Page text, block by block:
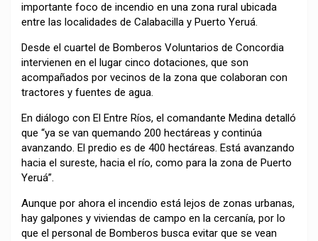
importante foco de incendio en una zona rural ubicada
entre las localidades de Calabacilla y Puerto Yeruá.
Desde el cuartel de Bomberos Voluntarios de Concordia
intervienen en el lugar cinco dotaciones, que son
acompañados por vecinos de la zona que colaboran con
tractores y fuentes de agua.
En diálogo con El Entre Ríos, el comandante Medina detalló
que “ya se van quemando 200 hectáreas y continúa
avanzando. El predio es de 400 hectáreas. Está avanzando
hacia el sureste, hacia el río, como para la zona de Puerto
Yeruá”.
Aunque por ahora el incendio está lejos de zonas urbanas,
hay galpones y viviendas de campo en la cercanía, por lo
que el personal de Bomberos busca evitar que se vean